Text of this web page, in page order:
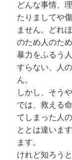
どんな事情、
たりましてや
ません。どれ
のため人のた
暴力をふるう
すらない、人
ん。
しかし、そう
では、救える
てしまった人
ととは違いま
ます。
けれど知ろう